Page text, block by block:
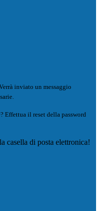
inviato un messaggio
Effettua il reset della password
casella di posta elettronica!